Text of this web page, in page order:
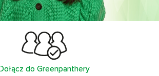
do Greenpanthery